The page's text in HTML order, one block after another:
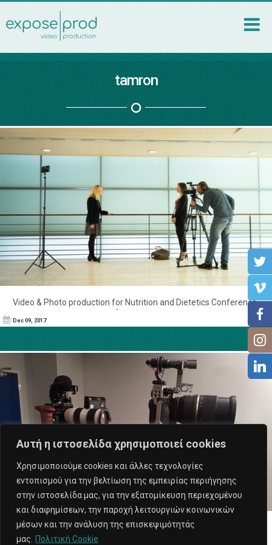
Αυτή η ιστοσελίδα χρησιμοποιεί cookies
Χρησιμοποιούμε cookies και άλλες τεχνολογίες
εντοπισμού για την βελτίωση της εμπειρίας περιήγησης
στην ιστοσελίδα μας, για την εξατομίκευση περιεχομένου
και διαφημίσεων, την παροχή λειτουργιών κοινωνικών
μέσων και την ανάλυση της επισκεψιμότητάς
μας.
Πολιτική Cookie
tamron
Video & Photo production for Nutrition and Dietetics Conference-
Dec 09, 2017
Video production for Event Plus. Green-box set-up